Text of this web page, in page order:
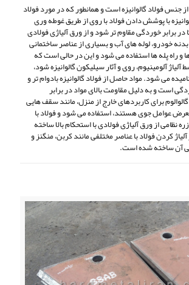
جنس فولاد گالوانیزه است و همانطور که در مورد فولاد
با پوشش دادن فولاد با روی از طریق غوطه وری
برابر خوردگی مقاوم تر شود و از ورق آلیاژی فولادی
خودرو، لوله های آب و بسیاری از عناصر ساختمانی
و راه پله ها استفاده می شود و این در حالی است که
آلومینیوم، روی و آثار سیلیکون گالوانیزه شود،
می شود. مواد حاصل از فولاد گالوانیزه بادوام تر و
است و به دلیل مقاومت بالای مواد در برابر
برای کاربردهای خارج از منزل، مانند سقف هایی
عوامل جوی هستند، استفاده می شود و فولاد با
نظامی از ورق آلیاژی فولادی با استحکام بالا ساخته
کردن فولاد با عناصر مختلفی مانند کربن، منگنز و
آن ساخته شده است.